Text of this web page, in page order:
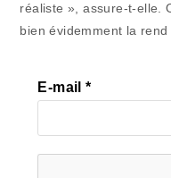
réaliste », assure-t-elle.
bien évidemment la
E-mail*